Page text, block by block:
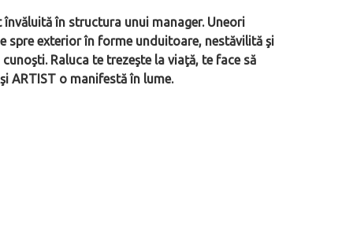
în structura unui manager. Uneori
spre exterior în forme unduitoare, nestăvilită şi
Raluca te trezeşte la viaţă, te face să
ARTIST o manifestă în lume.